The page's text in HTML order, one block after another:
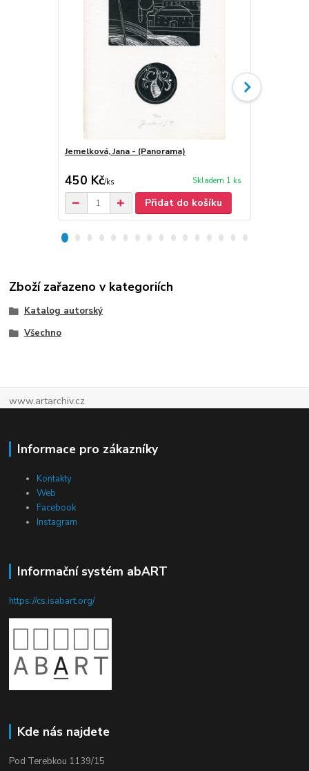
Jemelková, Jana - (Panorama)
450 Kč/ks Skladem 1 ks
Přidat do košíku
Zboží zařazeno v kategoriích
Katalog autorský
Všechno
www.artarchiv.cz
Informace pro zákazníky
Kontakty
Web
Facebook
Instagram
Informační systém abART
https://cs.isabart.org/
Kde nás najdete
Pod Terebkou 1139/15